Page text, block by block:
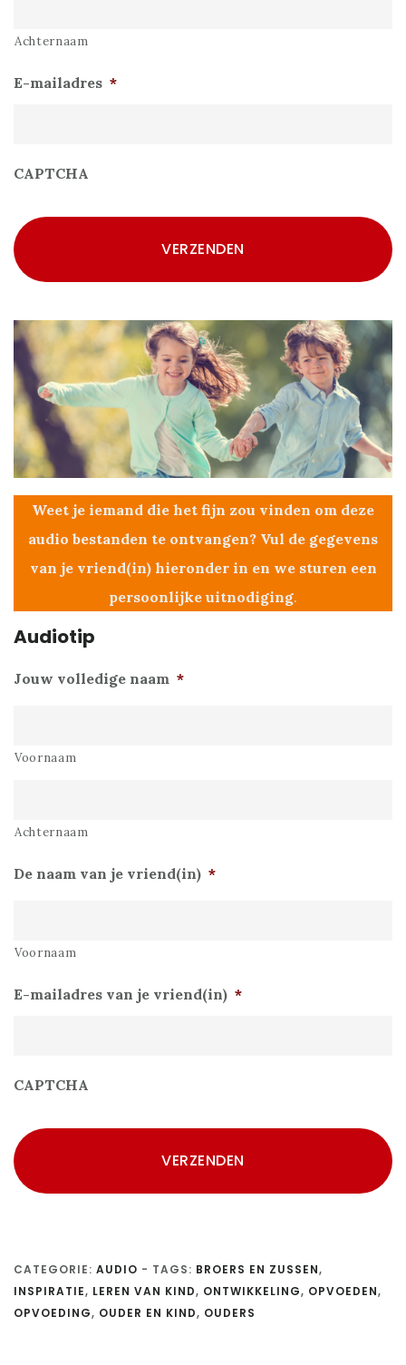
Achternaam
E-mailadres *
CAPTCHA
Weet je iemand die het fijn zou vinden om deze
audio bestanden te ontvangen? Vul de gegevens
van je vriend(in) hieronder in en we sturen een
persoonlijke uitnodiging.
Audiotip
Jouw volledige naam *
Voornaam
Achternaam
De naam van je vriend(in) *
Voornaam
E-mailadres van je vriend(in) *
CAPTCHA
CATEGORIE: AUDIO - TAGS: BROERS EN ZUSSEN,
INSPIRATIE, LEREN VAN KIND, ONTWIKKELING, OPVOEDEN,
OPVOEDING, OUDER EN KIND, OUDERS